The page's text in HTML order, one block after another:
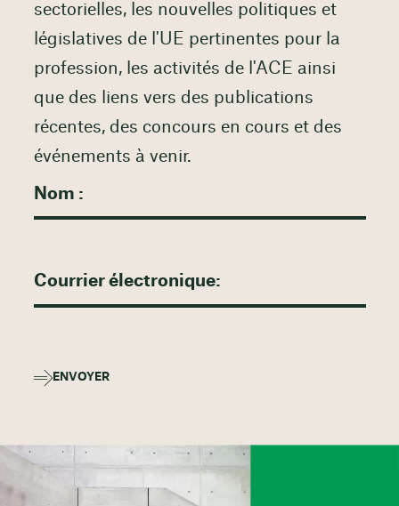
sectorielles, les nouvelles politiques et
législatives de l'UE pertinentes pour la
profession, les activités de l'ACE ainsi
que des liens vers des publications
récentes, des concours en cours et des
événements à venir.
ENVOYER